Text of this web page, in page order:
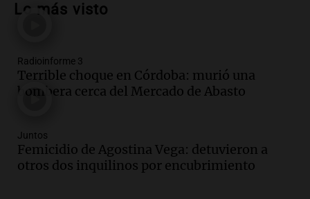
de la UBA
Audio.
Cayetano pidiendo trabajo y salud en
Córdoba
Audio. "Tiene que haber una
reglamentación": el reclamo del Kennel
Lo más visto
Radioinforme 3
Terrible choque en Córdoba: murió una
bombera cerca del Mercado de Abasto
Juntos
Femicidio de Agostina Vega: detuvieron a
otros dos inquilinos por encubrimiento